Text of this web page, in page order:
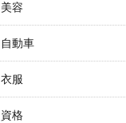
美容
自動車
衣服
資格